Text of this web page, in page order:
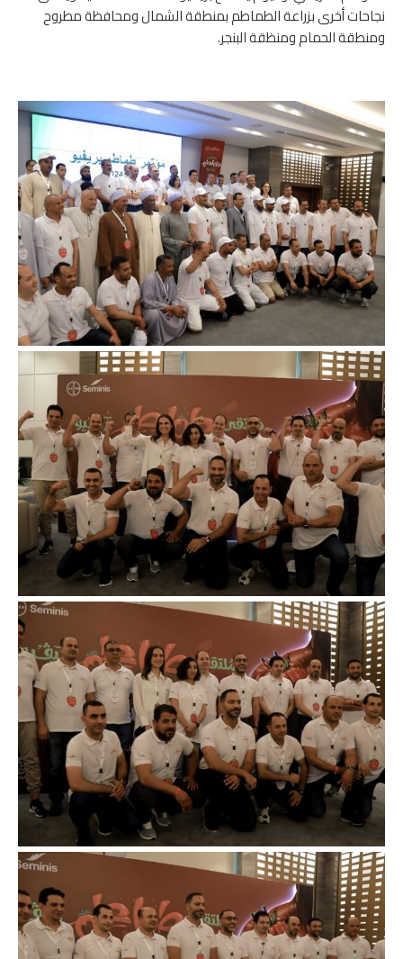
نجاحات أخرى بزراعة الطماطم بمنطقة الشمال ومحافظة مطروح
ومنطقة الحمام ومنظقة البنجر.